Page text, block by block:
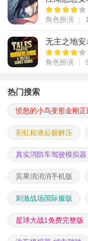
角色扮演
无主之地安
角色扮演
热门搜索
愤怒的小鸟变形金刚
彩虹粘液起极解压
真实消防车驾驶模拟器
宾果消消消手机版
刺激战场国际服版
星球大战1免费完整版